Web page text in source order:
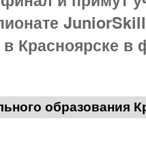
Красноярске в
образования